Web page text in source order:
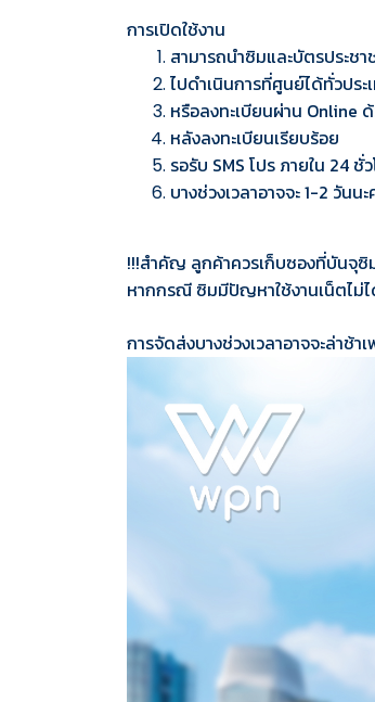
การเปิดใช้งาน
สามารถนำซิมและบัตรประชา
ไปดำเนินการที่ศูนย์ได้ทั่วประ
หรือลงทะเบียนผ่าน Online
หลังลงทะเบียนเรียบร้อย
รอรับ SMS โปร ภายใน 24 ชั่
บางช่วงเวลาอาจจะ 1-2 วันน
!!!สำคัญ ลูกค้าควรเก็บซองที่บันจุซิ
หากกรณี ซิมมีปัญหาใช้งานเน็ตไม่
การจัดส่งบางช่วงเวลาอาจจะล่าช้าเ